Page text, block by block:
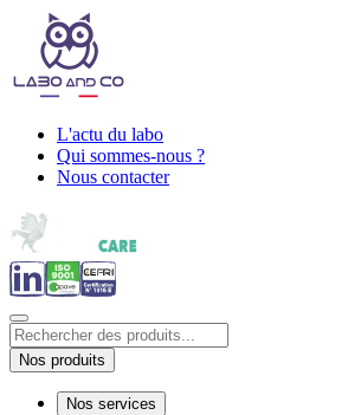
L'actu du labo
Qui sommes-nous ?
Nous contacter
Nos produits
Nos services